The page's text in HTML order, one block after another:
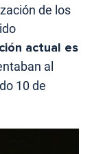
de los
actual es
al
10 de